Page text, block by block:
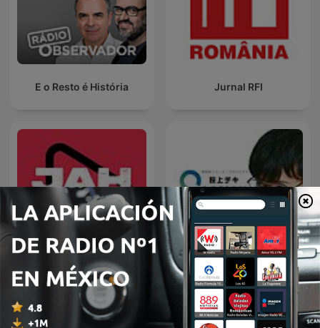
E o Resto é História Jurnal RFI
The Jahkno! Podcast
荻上チキ・Session～発信型
ニュース・プロジェクト